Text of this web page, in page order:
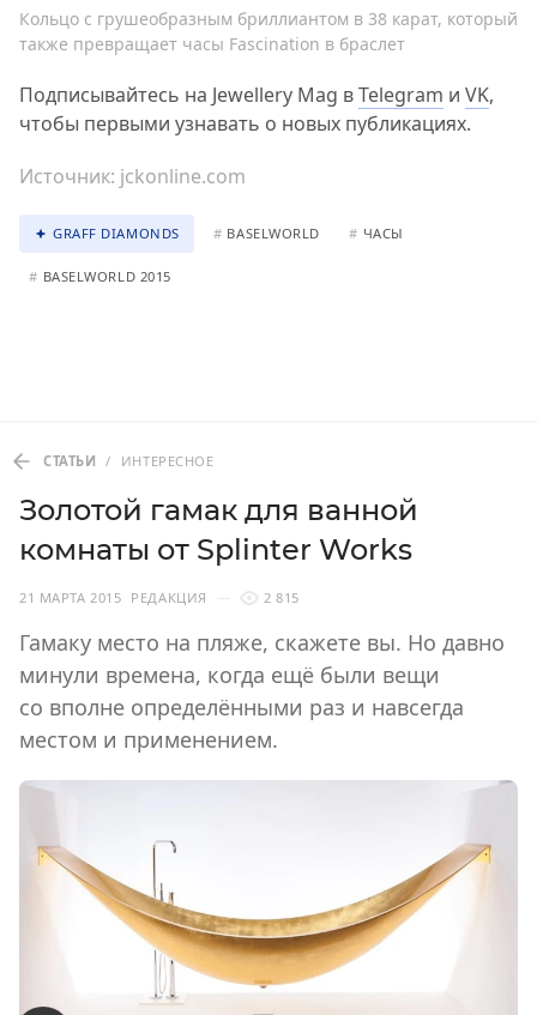
Кольцо с грушеобразным бриллиантом в 38 карат, который
также превращает часы Fascination в браслет
Подписывайтесь на Jewellery Mag вTelegram и VK,
чтобы первыми узнавать о новых публикациях.
Источник: jckonline.com
GRAFF DIAMONDS # BASELWORLD # ЧАСЫ
# BASELWORLD 2015
СТАТЬИ / ИНТЕРЕСНОЕ
Золотой гамак для ванной
комнаты от Splinter Works
21 МАРТА 2015 РЕДАКЦИЯ 2 815
Гамаку место на пляже, скажете вы. Но давно
минули времена, когда ещё были вещи
со вполне определёнными раз и навсегда
местом и применением.